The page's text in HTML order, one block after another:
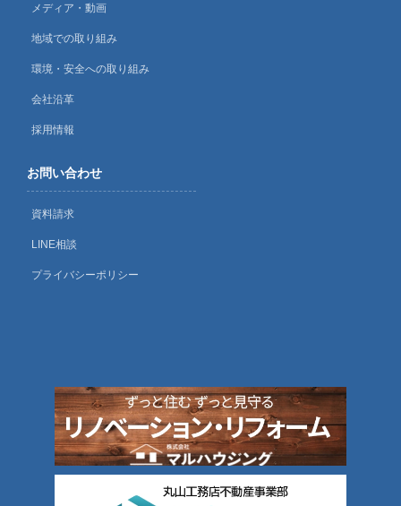
メディア・動画
地域での取り組み
環境・安全への取り組み
会社沿革
採用情報
お問い合わせ
資料請求
LINE相談
プライバシーポリシー